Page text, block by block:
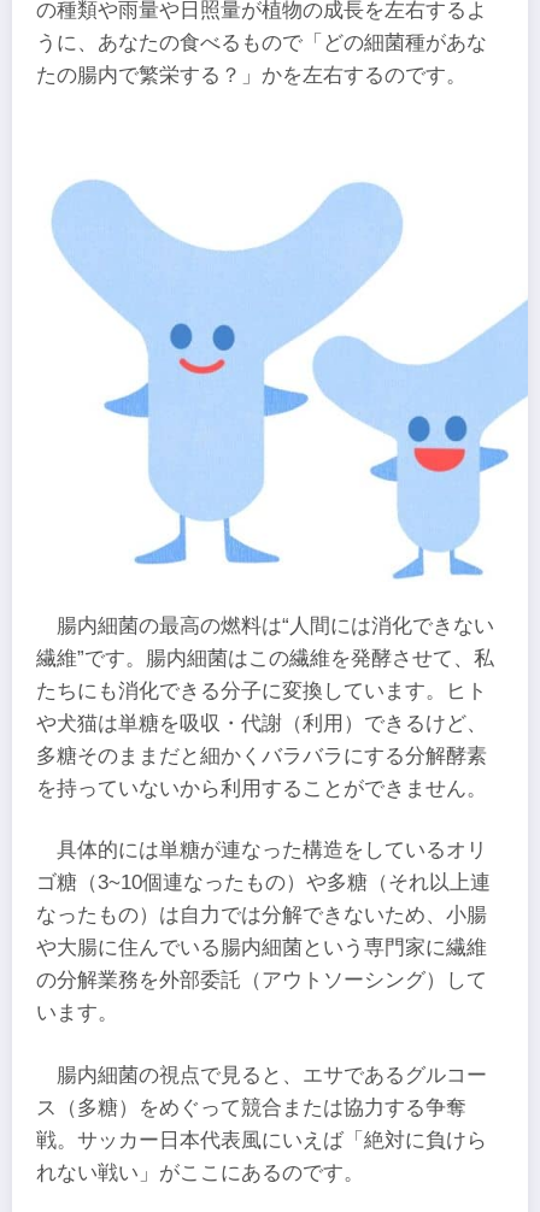
の種類や雨量や日照量が植物の成長を左右するよ
うに、あなたの食べるもので「どの細菌種があな
たの腸内で繁栄する？」かを左右するのです。
腸内細菌の最高の燃料は“人間には消化できない
繊維”です。腸内細菌はこの繊維を発酵させて、私
たちにも消化できる分子に変換しています。ヒト
や犬猫は単糖を吸収・代謝（利用）できるけど、
多糖そのままだと細かくバラバラにする分解酵素
を持っていないから利用することができません。
具体的には単糖が連なった構造をしているオリ
ゴ糖（3~10個連なったもの）や多糖（それ以上連
なったもの）は自力では分解できないため、小腸
や大腸に住んでいる腸内細菌という専門家に繊維
の分解業務を外部委託（アウトソーシング）して
います。
腸内細菌の視点で見ると、エサであるグルコー
ス（多糖）をめぐって競合または協力する争奪
戦。サッカー日本代表風にいえば「絶対に負けら
れない戦い」がここにあるのです。